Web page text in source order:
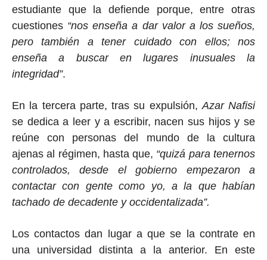
estudiante que la defiende porque, entre otras
cuestiones “nos enseña a dar valor a los sueños,
pero también a tener cuidado con ellos; nos
enseña a buscar en lugares inusuales la
integridad”.
En la tercera parte, tras su expulsión,Azar Nafisi
se dedica a leer y a escribir, nacen sus hijos y se
reúne con personas del mundo de la cultura
ajenas al régimen, hasta que, “quizá para tenernos
controlados, desde el gobierno empezaron a
contactar con gente como yo, a la que habían
tachado de decadente y occidentalizada”.
Los contactos dan lugar a que se la contrate en
una universidad distinta a la anterior. En este